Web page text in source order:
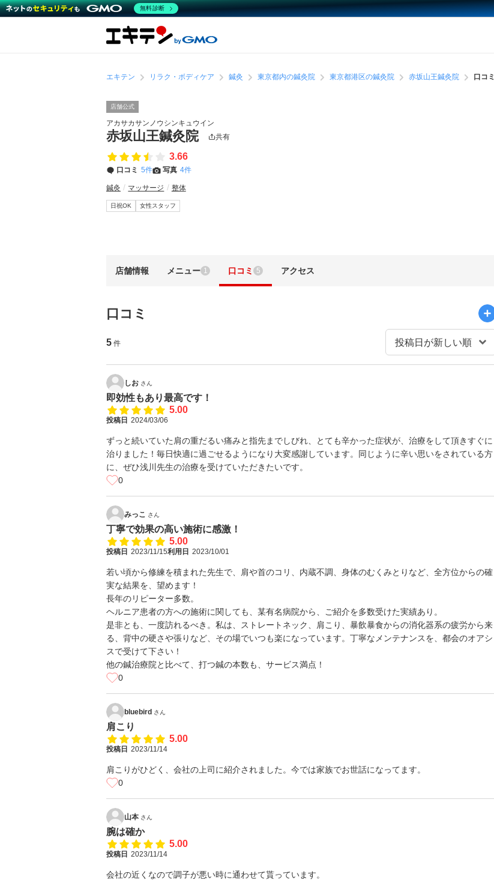
エキテン リラク・ボディケア 鍼灸 東京都内の鍼灸院 東京都港区の鍼灸院 赤坂山王鍼灸院 口コミ
店舗公式
アカサカサンノウシンキュウイン
赤坂山王鍼灸院 共有
3.66
口コミ 5件 写真 4件
鍼灸 マッサージ 整体
日祝OK 女性スタッフ
店舗情報 メニュー 1 口コミ 5 アクセス
口コミ
5 件
しお さん
即効性もあり最高です！
5.00
投稿日 2024/03/06
ずっと続いていた肩の重だるい痛みと指先までしびれ、とても辛かった症状が、治療をして頂きすぐに
治りました！毎日快適に過ごせるようになり大変感謝しています。同じように辛い思いをされている方
に、ぜひ浅川先生の治療を受けていただきたいです。
0
みっこ さん
丁寧で効果の高い施術に感激！
5.00
投稿日 2023/11/15利用日 2023/10/01
若い頃から修練を積まれた先生で、肩や首のコリ、内蔵不調、身体のむくみとりなど、全方位からの確
実な結果を、望めます！
長年のリピーター多数。
ヘルニア患者の方への施術に関しても、某有名病院から、ご紹介を多数受けた実績あり。
是非とも、一度訪れるべき。私は、ストレートネック、肩こり、暴飲暴食からの消化器系の疲労から来
る、背中の硬さや張りなど、その場でいつも楽になっています。丁寧なメンテナンスを、都会のオアシ
スで受けて下さい！
他の鍼治療院と比べて、打つ鍼の本数も、サービス満点！
0
bluebird さん
肩こり
5.00
投稿日 2023/11/14
肩こりがひどく、会社の上司に紹介されました。今では家族でお世話になってます。
0
山本 さん
腕は確か
5.00
投稿日 2023/11/14
会社の近くなので調子が悪い時に通わせて貰っています。
無料診断